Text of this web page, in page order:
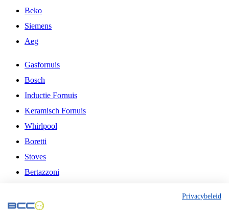
Beko
Siemens
Aeg
Gasfornuis
Bosch
Inductie Fornuis
Keramisch Fornuis
Whirlpool
Boretti
Stoves
Bertazzoni
Fitelli
Privacybeleid